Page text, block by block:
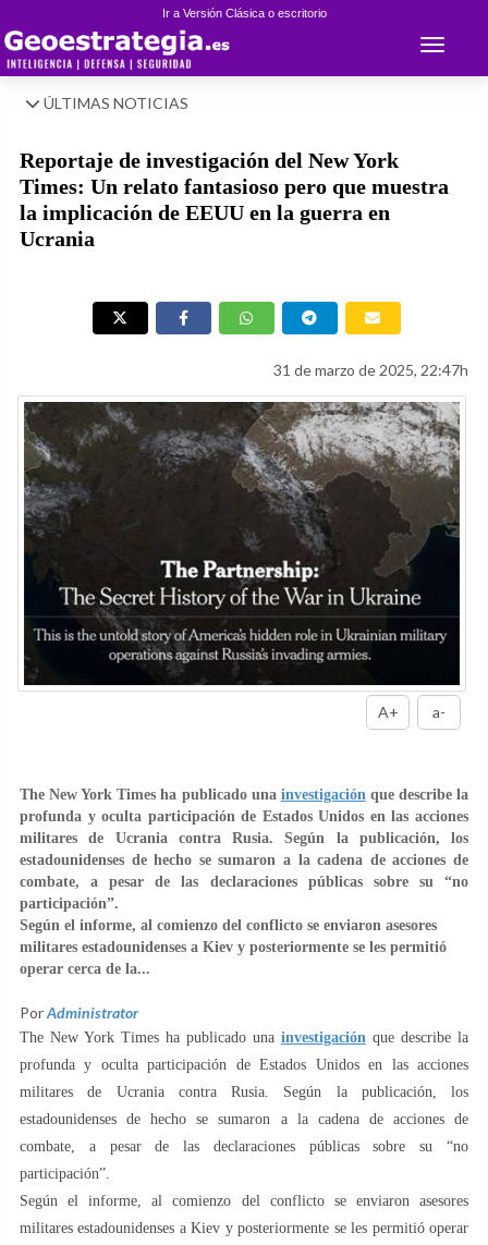
Ir a Versión Clásica o escritorio
Toggle
ÚLTIMAS NOTICIAS
Reportaje de investigación del New York
Times: Un relato fantasioso pero que muestra
la implicación de EEUU en la guerra en
Ucrania
31 de marzo de 2025, 22:47h
A+ a-
The New York Times ha publicado una investigación que describe la
profunda y oculta participación de Estados Unidos en las acciones
militares de Ucrania contra Rusia. Según la publicación, los
estadounidenses de hecho se sumaron a la cadena de acciones de
combate, a pesar de las declaraciones públicas sobre su “no
participación”.
Según el informe, al comienzo del conflicto se enviaron asesores
militares estadounidenses a Kiev y posteriormente se les permitió
operar cerca de la...
PorAdministrator
The New York Times ha publicado una investigación que describe la
profunda y oculta participación de Estados Unidos en las acciones
militares de Ucrania contra Rusia. Según la publicación, los
estadounidenses de hecho se sumaron a la cadena de acciones de
combate, a pesar de las declaraciones públicas sobre su “no
participación”.
Según el informe, al comienzo del conflicto se enviaron asesores
militares estadounidenses a Kiev y posteriormente se les permitió operar